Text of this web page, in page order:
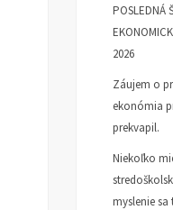
POSLEDNÁ
2026
Záujem o
ekonómia
prekvapil.
Niekoľko
myslenie sa